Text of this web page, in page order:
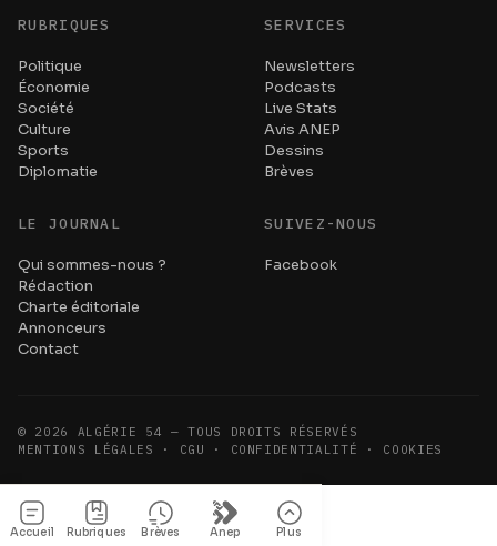
RUBRIQUES
Politique
Économie
Société
Culture
Sports
Diplomatie
SERVICES
Newsletters
Podcasts
Live Stats
Avis ANEP
Dessins
Brèves
LE JOURNAL
Qui sommes-nous ?
Rédaction
Charte éditoriale
Annonceurs
Contact
SUIVEZ-NOUS
Facebook
© 2026
ALGÉRIE 54 — TOUS DROITS RÉSERVÉS
MENTIONS LÉGALES · CGU · CONFIDENTIALITÉ · COOKIES
Accueil Rubriques Brèves Anep Plus